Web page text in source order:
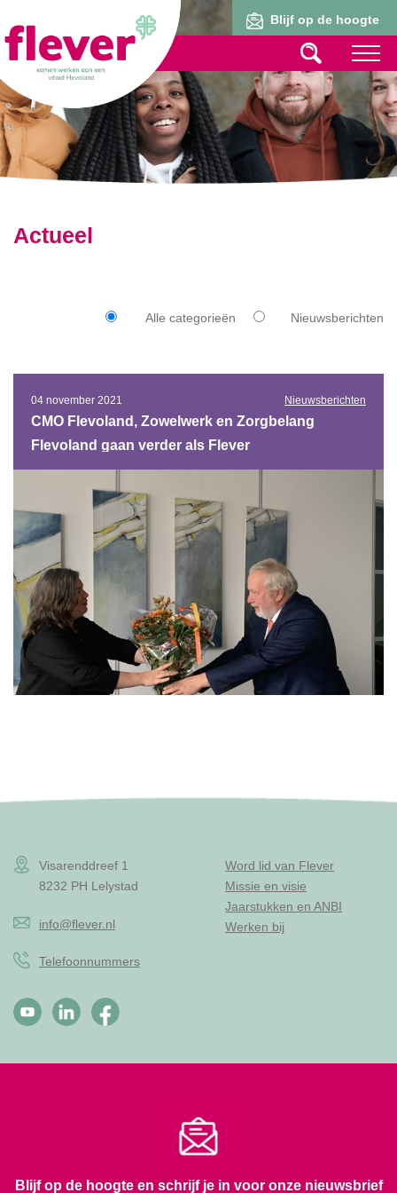
Blijf op de hoogte
Actueel
Alle categorieën Nieuwsberichten
04 november 2021 Nieuwsberichten
CMO Flevoland, Zowelwerk en Zorgbelang
Flevoland gaan verder als Flever
Visarenddreef 1
8232 PH Lelystad
info@flever.nl
Telefoonnummers
Word lid van Flever
Missie en visie
Jaarstukken en ANBI
Werken bij
Blijf op de hoogte en schrijf je in voor onze nieuwsbrief